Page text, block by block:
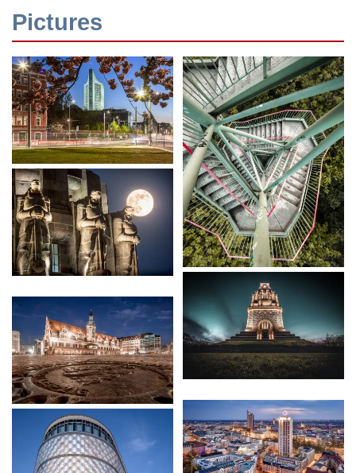
Pictures